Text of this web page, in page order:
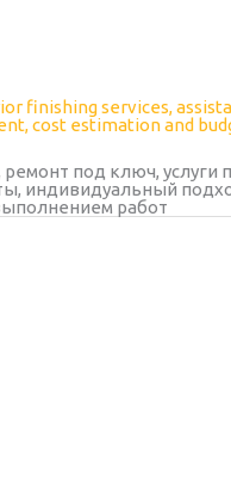
под ключ,
индивидуальный
работ